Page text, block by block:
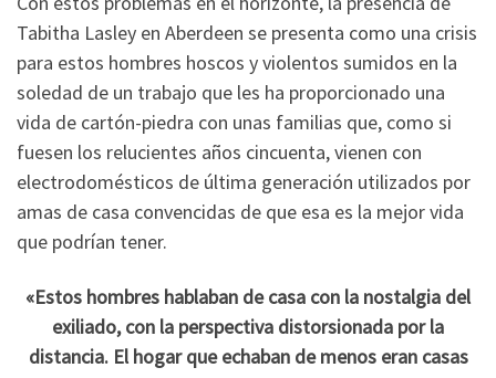
Tabitha Lasley en Aberdeen se presenta como una crisis
para estos hombres hoscos y violentos sumidos en la
soledad de un trabajo que les ha proporcionado una
vida de cartón-piedra con unas familias que, como si
fuesen los relucientes años cincuenta, vienen con
electrodomésticos de última generación utilizados por
amas de casa convencidas de que esa es la mejor vida
que podrían tener.
«Estos hombres hablaban de casa con la nostalgia del
exiliado, con la perspectiva distorsionada por la
distancia. El hogar que echaban de menos eran casas